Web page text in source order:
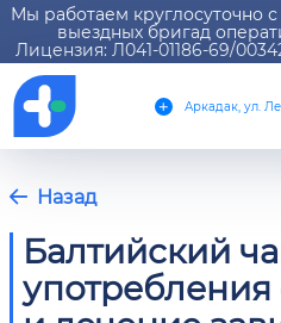
Мы работаем круглосуточно
выездных бригад
Лицензия: Л041-01186-69/
Аркадак, ул.
Назад
Балтийский